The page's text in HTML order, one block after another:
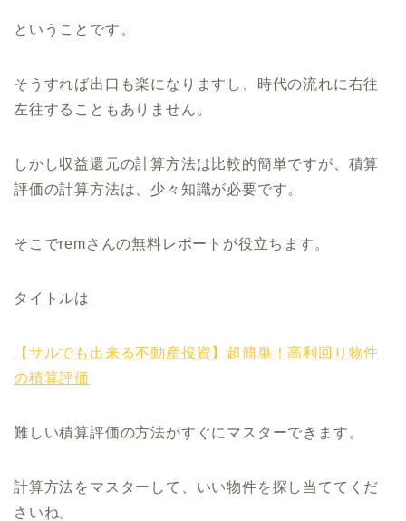
ということです。
そうすれば出口も楽になりますし、時代の流れに右往
左往することもありません。
しかし収益還元の計算方法は比較的簡単ですが、積算
評価の計算方法は、少々知識が必要です。
そこでremさんの無料レポートが役立ちます。
タイトルは
【サルでも出来る不動産投資】超簡単！高利回り物件
の積算評価
難しい積算評価の方法がすぐにマスターできます。
計算方法をマスターして、いい物件を探し当ててくだ
さいね。